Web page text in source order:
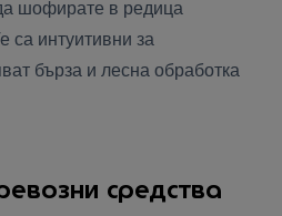
шофирате в редица
са интуитивни за
бърза и лесна обработка
средства